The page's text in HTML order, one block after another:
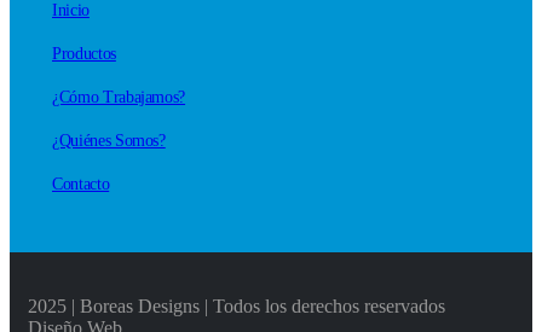
Inicio
Productos
¿Cómo Trabajamos?
¿Quiénes Somos?
Contacto
2025 | Boreas Designs | Todos los derechos reservados